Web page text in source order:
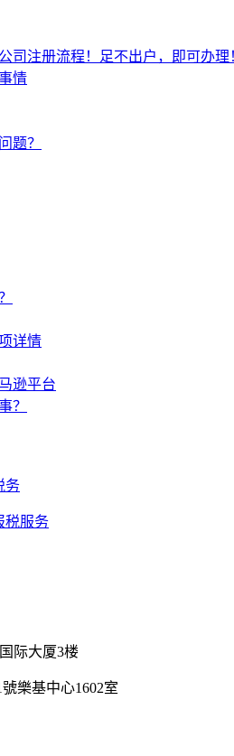
司注册流程！足不出户，即可办理
情
题？
详情
逊平台
？
务
税服务
际大厦3楼
樂基中心1602室